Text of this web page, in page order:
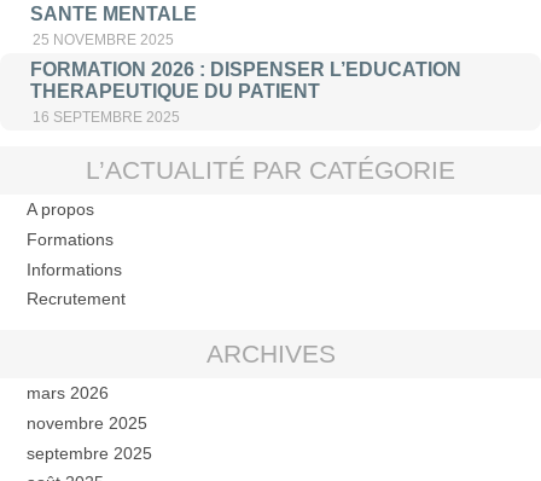
SANTE MENTALE
25 NOVEMBRE 2025
FORMATION 2026 : DISPENSER L’EDUCATION
THERAPEUTIQUE DU PATIENT
16 SEPTEMBRE 2025
L’ACTUALITÉ PAR CATÉGORIE
A propos
Formations
Informations
Recrutement
ARCHIVES
mars 2026
novembre 2025
septembre 2025